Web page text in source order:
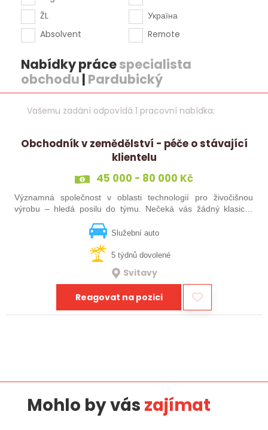
ŽL
Absolvent
Україна
Remote
Nabídky prácespecialista
obchodu | Pardubický
Vašemu zadání odpovídá 1 pracovní nabídka:
Obchodník v zemědělství - péče o stávající
klientelu
45 000 - 80 000 Kč
Významná společnost v oblasti technologií pro živočišnou
výrobu – hledá posilu do týmu. Nečeká vás žádný klasický
Služební auto
5 týdnů dovolené
Svitavy
Reagovat na pozici
Mohlo by vás zajímat